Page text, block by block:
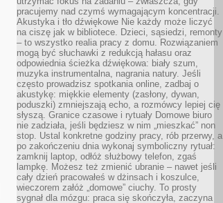
pracujemy nad czymś wymagającym koncentracji.
Akustyka i tło dźwiękowe Nie każdy może liczyć
na ciszę jak w bibliotece. Dzieci, sąsiedzi, remonty
– to wszystko realia pracy z domu. Rozwiązaniem
mogą być słuchawki z redukcją hałasu oraz
odpowiednia ścieżka dźwiękowa: biały szum,
muzyka instrumentalna, nagrania natury. Jeśli
często prowadzisz spotkania online, zadbaj o
akustykę: miękkie elementy (zasłony, dywan,
poduszki) zmniejszają echo, a rozmówcy lepiej cię
słyszą. Granice czasowe i rytuały Domowe biuro
nie zadziała, jeśli będziesz w nim „mieszkać” non
stop. Ustal konkretne godziny pracy, rób przerwy, a
po zakończeniu dnia wykonaj symboliczny rytuał:
zamknij laptop, odłóż służbowy telefon, zgaś
lampkę. Możesz też zmienić ubranie – nawet jeśli
cały dzień pracowałeś w dżinsach i koszulce,
wieczorem załóż „domowe” ciuchy. To prosty
sygnał dla mózgu: praca się skończyła, zaczyna